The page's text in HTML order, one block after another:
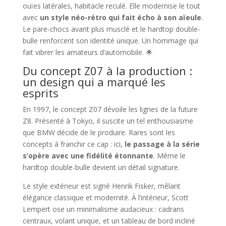
ouïes latérales, habitacle reculé. Elle modernise le tout
avec un style néo-rétro qui fait écho à son aïeule.
Le pare-chocs avant plus musclé et le hardtop double-
bulle renforcent son identité unique. Un hommage qui
fait vibrer les amateurs d’automobile. 🌟
Du concept Z07 à la production :
un design qui a marqué les
esprits
En 1997, le concept Z07 dévoile les lignes de la future
Z8. Présenté à Tokyo, il suscite un tel enthousiasme
que BMW décide de le produire. Rares sont les
concepts à franchir ce cap : ici, le passage à la série
s’opère avec une fidélité étonnante. Même le
hardtop double-bulle devient un détail signature.
Le style extérieur est signé Henrik Fisker, mêlant
élégance classique et modernité. À l’intérieur, Scott
Lempert ose un minimalisme audacieux : cadrans
centraux, volant unique, et un tableau de bord incliné